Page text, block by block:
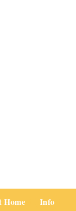
Home Info